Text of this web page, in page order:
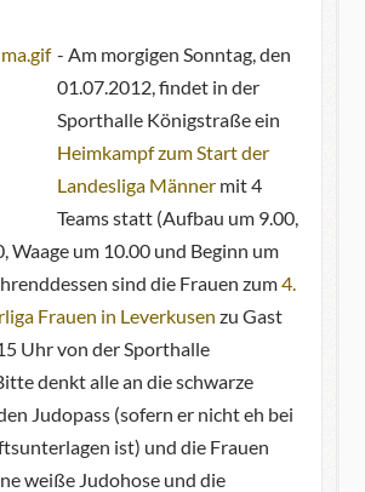
- Am morgigen Sonntag, den
01.07.2012, findet in der
Sporthalle Königstraße ein
Heimkampf zum Start der
Landesliga Männermit 4
Teams statt (Aufbau um 9.00,
Waage um 10.00 und Beginn um
sind die Frauen zum4.
Frauen in Leverkusen zu Gast
Uhr von der Sporthalle
denkt alle an die schwarze
Judopass (sofern er nicht eh bei
ist) und die Frauen
weiße Judohose und die